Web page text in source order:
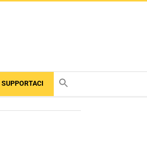
SUPPORTACI